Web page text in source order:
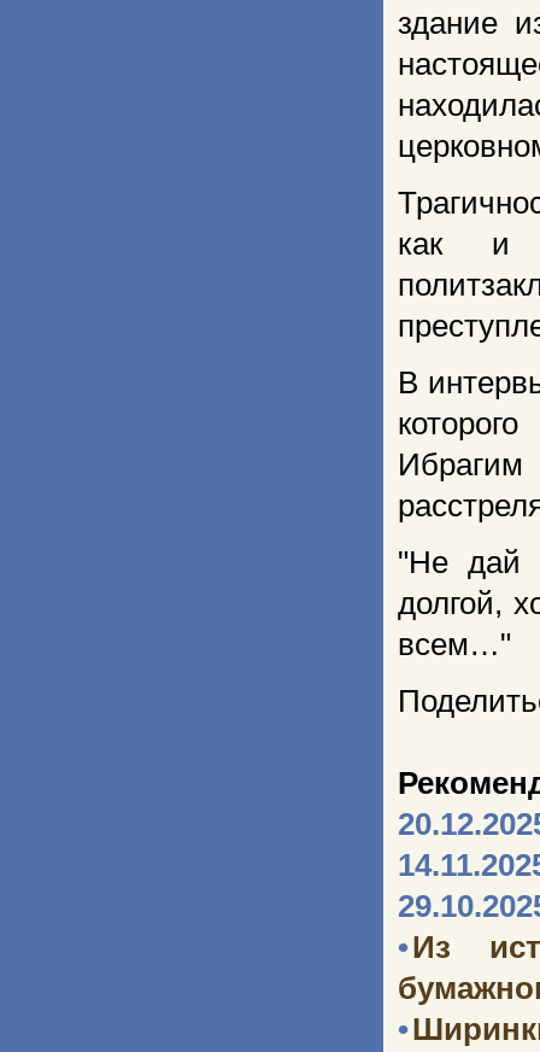
здание
как и
В
"Не дай
долгой,
всем…"
•Из
•